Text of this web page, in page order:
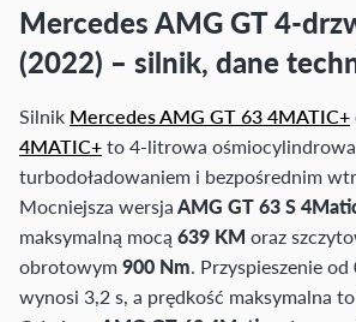
Mercedes AMG GT 4-
(2022) – silnik, dane
Silnik Mercedes AMG GT 63 4MATIC+
4MATIC+to 4-litrowa
turbodoładowaniem i bezpośrednim
Mocniejsza wersjaAMG GT 63 S
maksymalną mocą 639 KM oraz
obrotowym900 Nm. Przyspieszenie
wynosi 3,2 s, a prędkość maksymalna